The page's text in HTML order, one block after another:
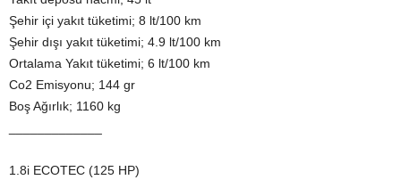
Şehir içi yakıt tüketimi; 8 lt/100 km
Şehir dışı yakıt tüketimi; 4.9 lt/100 km
Ortalama Yakıt tüketimi; 6 lt/100 km
Co2 Emisyonu; 144 gr
Boş Ağırlık; 1160 kg
1.8i ECOTEC (125 HP)